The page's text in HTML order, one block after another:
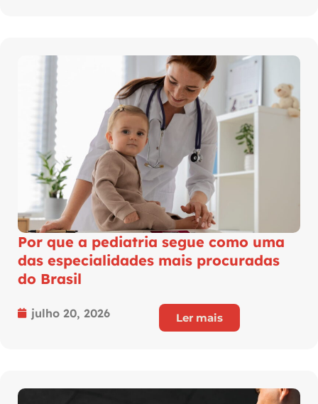
Por que a pediatria segue como uma
das especialidades mais procuradas
do Brasil
julho 20, 2026 Ler mais